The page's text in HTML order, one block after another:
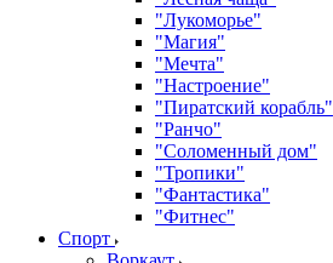
"Лукоморье"
"Магия"
"Мечта"
"Настроение"
"Пиратский корабль"
"Ранчо"
"Соломенный дом"
"Тропики"
"Фантастика"
"Фитнес"
Спорт